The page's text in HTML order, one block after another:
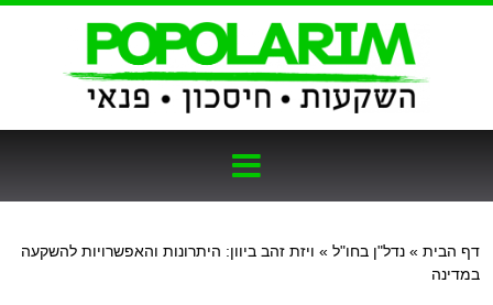
דף הבית » נדל"ן בחו"ל » ויזת זהב ביוון: היתרונות והאפשרויות להשקעה
במדינה